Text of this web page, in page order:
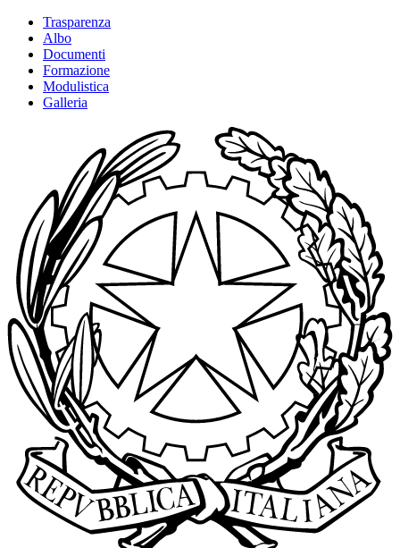
Trasparenza
Albo
Documenti
Formazione
Modulistica
Galleria